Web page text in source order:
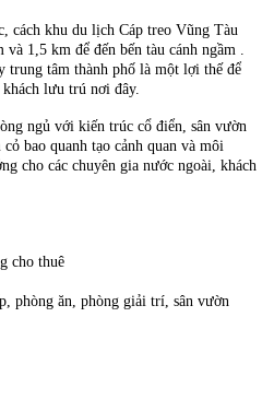
cách khu du lịch Cáp treo Vũng Tàu
1,5 km để đến bến tàu cánh ngầm .
trung tâm thành phố là một lợi thế để
lưu trú nơi đây.
ngủ với kiến trúc cổ điển, sân vườn
bao quanh tạo cảnh quan và môi
cho các chuyên gia nước ngoài, khách
cho thuê
phòng ăn, phòng giải trí, sân vườn
m2